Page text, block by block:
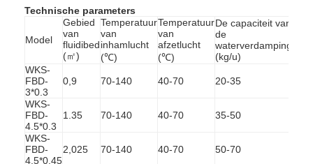
Droger van de hoge snelheids de Centrifugaalnevel
Vloeibaar gemaakt trillen - beddroger
Microgolf Vacuümdroger
De Droger van de druknevel
Technische parameters
Model
Gebied
van
fluidibed
(㎡)
Temperatuur
van
inhamlucht
(℃)
Temperatuur
van
afzetlucht
(℃)
De capaciteit van
de
waterverdamping
(kg/u)
WKS-
FBD-
3*0.3
0,9 70-140 40-70 20-35
WKS-
FBD-
4.5*0.3
1.35 70-140 40-70 35-50
WKS-
FBD-
4.5*0.45
2,025 70-140 40-70 50-70